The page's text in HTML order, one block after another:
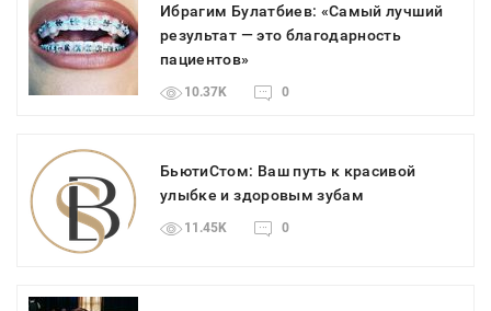
Ибрагим Булатбиев: «Самый лучший
результат — это благодарность
пациентов»
10.37K 0
БьютиСтом: Ваш путь к красивой
улыбке и здоровым зубам
11.45K 0